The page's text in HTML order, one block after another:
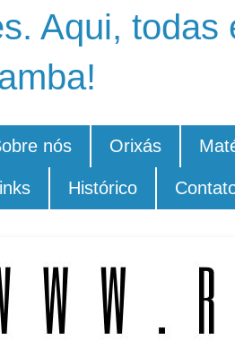
Aqui,
nós Orixás
Histórico